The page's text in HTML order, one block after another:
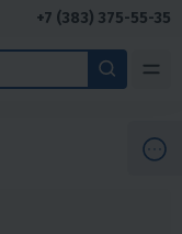
+7 (383) 375-55-35